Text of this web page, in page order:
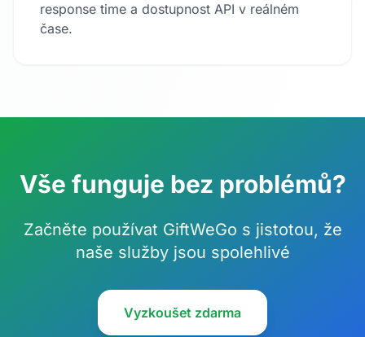
response time a dostupnost API v reálném
čase.
Vše funguje bez problémů?
Začněte používat GiftWeGo s jistotou, že
naše služby jsou spolehlivé
Vyzkoušet zdarma